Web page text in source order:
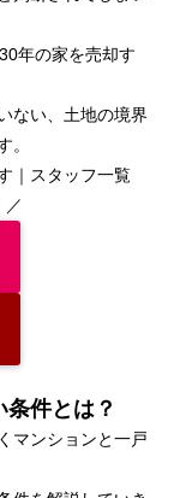
年の家を売却す
ない、土地の境界
。
｜ スタッフ一覧
／
件とは？
マンションと一戸